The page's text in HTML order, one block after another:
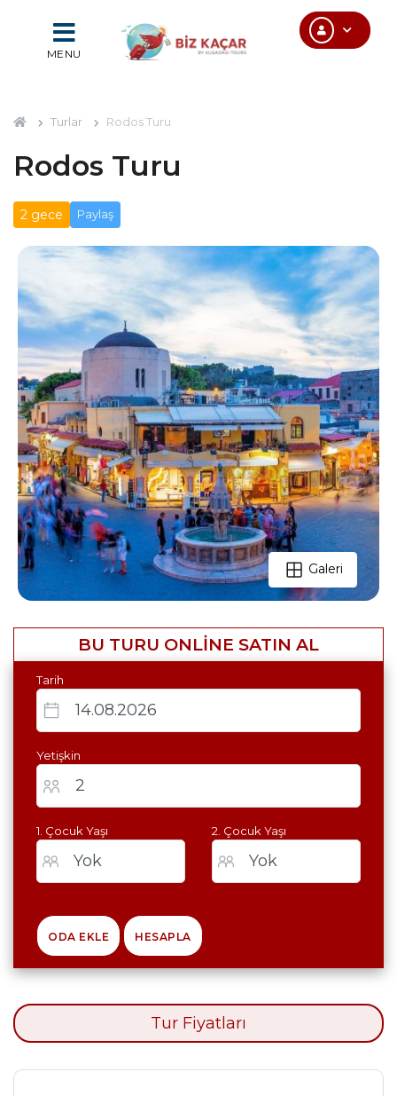
MENU
Turlar Rodos Turu
Rodos Turu
2 gece Paylaş
Galeri
BU TURU ONLİNE SATIN AL
Tarih
Yetişkin
1. Çocuk Yaşı 2. Çocuk Yaşı
ODA EKLE HESAPLA
Tur Fiyatları